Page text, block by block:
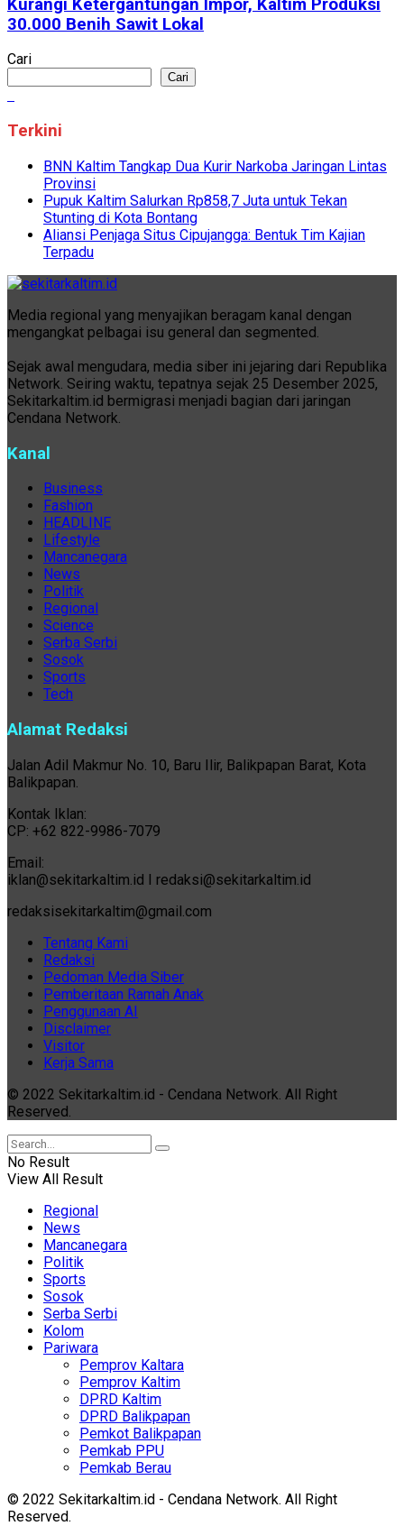
Kurangi Ketergantungan Impor, Kaltim Produksi
30.000 Benih Sawit Lokal
Cari
Cari
Terkini
BNN Kaltim Tangkap Dua Kurir Narkoba Jaringan Lintas
Provinsi
Pupuk Kaltim Salurkan Rp858,7 Juta untuk Tekan
Stunting di Kota Bontang
Aliansi Penjaga Situs Cipujangga: Bentuk Tim Kajian
Terpadu
Media regional yang menyajikan beragam kanal dengan
mengangkat pelbagai isu general dan segmented.
Sejak awal mengudara, media siber ini jejaring dari Republika
Network. Seiring waktu, tepatnya sejak 25 Desember 2025,
Sekitarkaltim.id bermigrasi menjadi bagian dari jaringan
Cendana Network.
Kanal
Business
Fashion
HEADLINE
Lifestyle
Mancanegara
News
Politik
Regional
Science
Serba Serbi
Sosok
Sports
Tech
Alamat Redaksi
Jalan Adil Makmur No. 10, Baru Ilir, Balikpapan Barat, Kota
Balikpapan.
Kontak Iklan:
CP: +62 822-9986-7079
Email:
iklan@sekitarkaltim.id I redaksi@sekitarkaltim.id
redaksisekitarkaltim@gmail.com
Tentang Kami
Redaksi
Pedoman Media Siber
Pemberitaan Ramah Anak
Penggunaan AI
Disclaimer
Visitor
Kerja Sama
© 2022 Sekitarkaltim.id - Cendana Network. All Right
Reserved.
No Result
View All Result
Regional
News
Mancanegara
Politik
Sports
Sosok
Serba Serbi
Kolom
Pariwara
Pemprov Kaltara
Pemprov Kaltim
DPRD Kaltim
DPRD Balikpapan
Pemkot Balikpapan
Pemkab PPU
Pemkab Berau
© 2022 Sekitarkaltim.id - Cendana Network. All Right
Reserved.